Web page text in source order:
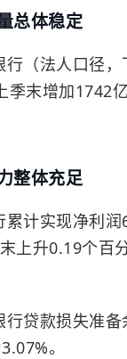
总体稳定
（法人口径
季末增加1742
整体充足
计实现净利
上升0.19个百
贷款损失准
。